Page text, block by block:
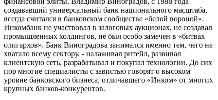
создававший универсальный банк национального масштаба,
всегда считался в банковском сообществе «белой вороной».
Инкомбанк не участвовал в залоговых аукционах, не создавал
промышленных холдингов, не был особо замечен в «битвах
олигархов». Банк Виноградова занимался именно тем, чего не
хватало всему сектору, - налаживал ритейл, развивал
клиентскую сеть, разрабатывал и покупал технологии. До сих
пор многие специалисты с завистью говорят о высоком
уровне банковского бизнеса, отличавшего «Инком» от многих
крупных банков-конкурентов.